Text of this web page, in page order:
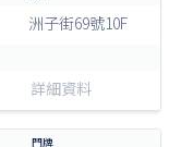
洲子街69號10F
詳細資料